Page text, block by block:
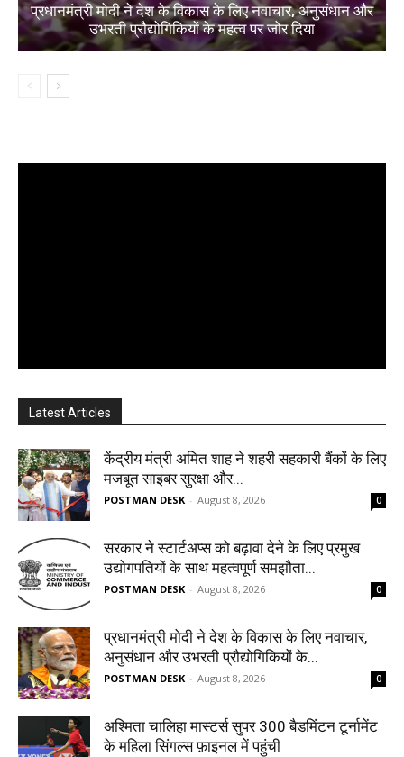
प्रधानमंत्री मोदी ने देश के विकास के लिए नवाचार, अनुसंधान और
उभरती प्रौद्योगिकियों के महत्व पर जोर दिया
Latest Articles
केंद्रीय मंत्री अमित शाह ने शहरी सहकारी बैंकों के लिए
मजबूत साइबर सुरक्षा और...
POSTMAN DESK - August 8, 2026 0
सरकार ने स्टार्टअप्‍स को बढ़ावा देने के लिए प्रमुख
उद्योगपतियों के साथ महत्‍वपूर्ण समझौता...
POSTMAN DESK - August 8, 2026 0
प्रधानमंत्री मोदी ने देश के विकास के लिए नवाचार,
अनुसंधान और उभरती प्रौद्योगिकियों के...
POSTMAN DESK - August 8, 2026 0
अश्मिता चालिहा मास्टर्स सुपर 300 बैडमिंटन टूर्नामेंट
के महिला सिंगल्स फ़ाइनल में पहुंची